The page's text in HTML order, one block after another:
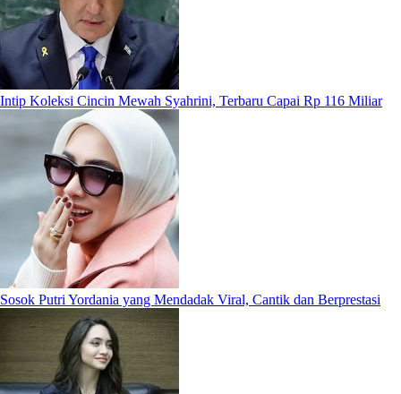
Intip Koleksi Cincin Mewah Syahrini, Terbaru Capai Rp 116 Miliar
Sosok Putri Yordania yang Mendadak Viral, Cantik dan Berprestasi